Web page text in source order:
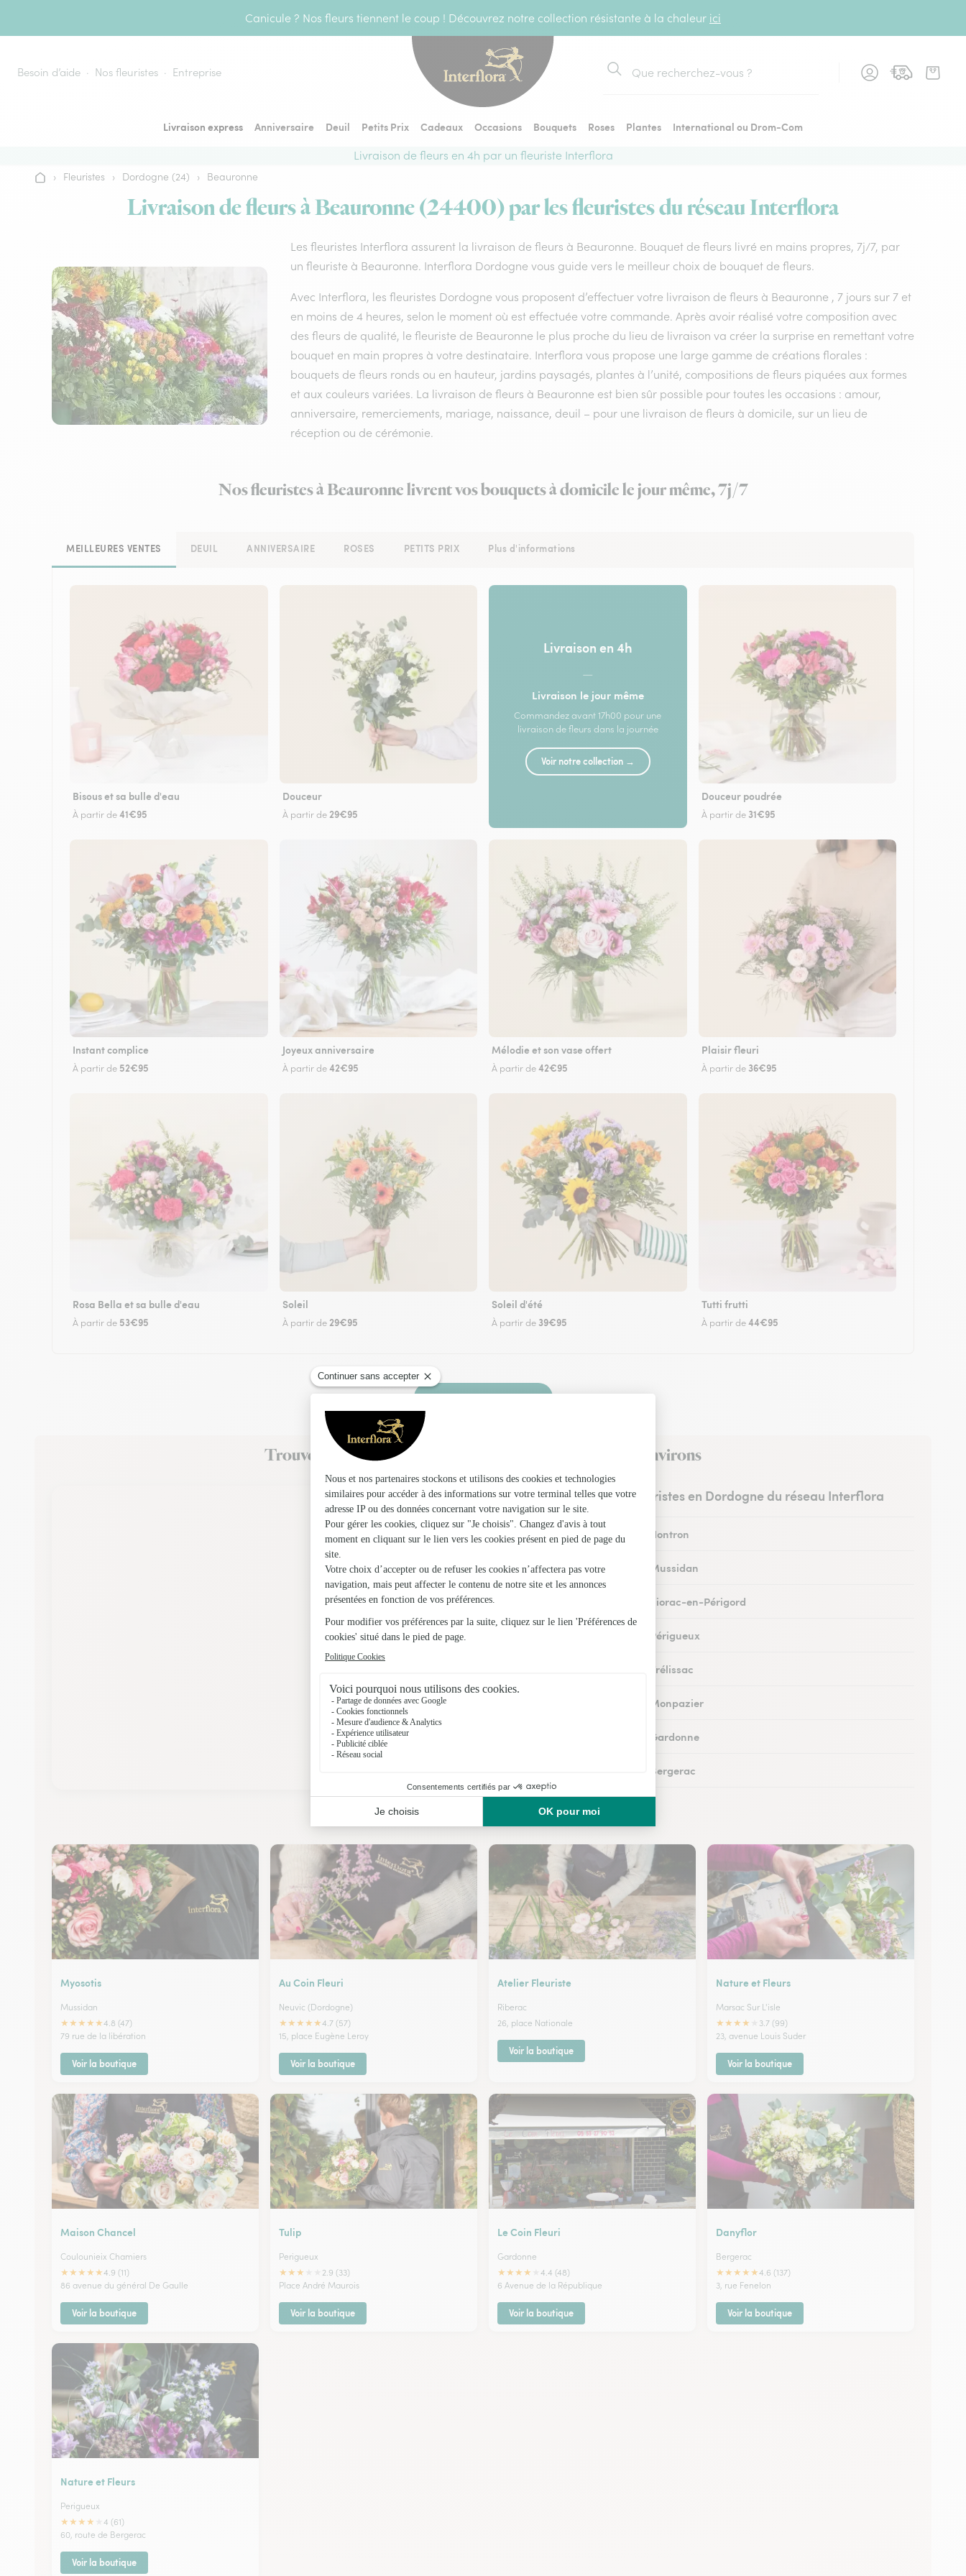
Canicule ? Nos fleurs tiennent le coup ! Découvrez notre collection résistante à la chaleur ici
Besoin d’aide Nos fleuristes Entreprise
Rechercher
Livraison express Anniversaire Deuil Petits Prix Cadeaux Occasions Bouquets Roses Plantes
International ou Drom-Com
Livraison de fleurs en 4h par un fleuriste Interflora
Accueil
› Fleuristes › Dordogne (24) › Beauronne
Livraison de fleurs à Beauronne (24400) par les fleuristes du réseau Interflora
Les fleuristes Interflora assurent la livraison de fleurs à Beauronne. Bouquet de fleurs livré en mains propres, 7j/7, par
un fleuriste à Beauronne. Interflora Dordogne vous guide vers le meilleur choix de bouquet de fleurs.
Avec Interflora, les fleuristes Dordogne vous proposent d’effectuer votre livraison de fleurs à Beauronne , 7 jours sur 7 et
en moins de 4 heures, selon le moment où est effectuée votre commande. Après avoir réalisé votre composition avec
des fleurs de qualité, le fleuriste de Beauronne le plus proche du lieu de livraison va créer la surprise en remettant votre
bouquet en main propres à votre destinataire. Interflora vous propose une large gamme de créations florales :
bouquets de fleurs ronds ou en hauteur, jardins paysagés, plantes à l’unité, compositions de fleurs piquées aux formes
et aux couleurs variées. La livraison de fleurs à Beauronne est bien sûr possible pour toutes les occasions : amour,
anniversaire, remerciements, mariage, naissance, deuil – pour une livraison de fleurs à domicile, sur un lieu de
réception ou de cérémonie.
Nos fleuristes à Beauronne livrent vos bouquets à domicile le jour même, 7j/7
MEILLEURES VENTES DEUIL ANNIVERSAIRE ROSES PETITS PRIX Plus d'informations
Bisous et sa bulle d'eau
À partir de41€95
Douceur
À partir de 29€95
Livraison en 4h
—
Livraison le jour même
Commandez avant 17h00 pour une
livraison de fleurs dans la journée
Voir notre collection →
Douceur poudrée
À partir de 31€95
Instant complice
À partir de 52€95
Joyeux anniversaire
À partir de42€95
Mélodie et son vase offert
À partir de42€95
Plaisir fleuri
À partir de 36€95
Rosa Bella et sa bulle d'eau
À partir de 53€95
Soleil
À partir de 29€95
Soleil d'été
À partir de 39€95
Tutti frutti
À partir de44€95
Faire livrer des fleurs
Trouvez un fleuriste Interflora à Beauronne et dans ses environs
Les fleuristes en Dordogne du réseau Interflora
Fleuristes à Nontron
Fleuristes à Mussidan
Fleuristes à Siorac-en-Périgord
Fleuristes à Périgueux
Fleuristes à Trélissac
Fleuristes à Monpazier
Fleuristes à Gardonne
Fleuristes à Bergerac
Nos fleuristes à Beauronne
Myosotis
Mussidan
★★★★★4.8 (47)
79 rue de la libération
Voir la boutique
Au Coin Fleuri
Neuvic (Dordogne)
★★★★★4.7 (57)
15, place Eugène Leroy
Voir la boutique
Atelier Fleuriste
Riberac
26, place Nationale
Voir la boutique
Nature et Fleurs
Marsac Sur L'isle
★★★★
3.7 (99)
23, avenue Louis Suder
Voir la boutique
Maison Chancel
Coulounieix Chamiers
★★★★★4.9 (11)
86 avenue du général De Gaulle
Voir la boutique
Tulip
Perigueux
★★★
2.9 (33)
Place André Maurois
Voir la boutique
Le Coin Fleuri
Gardonne
★★★★
4.4 (48)
6 Avenue de la République
Voir la boutique
Danyflor
Bergerac
★★★★★4.6 (137)
3, rue Fenelon
Voir la boutique
Nature et Fleurs
Perigueux
★★★★
4 (61)
60, route de Bergerac
Voir la boutique